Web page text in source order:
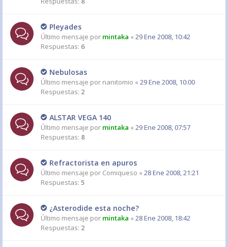
Pleyades
Último mensaje por mintaka « 29 Ene 2008, 10:42
Respuestas: 6
Nebulosas
Último mensaje por nanitomio « 29 Ene 2008, 10:00
Respuestas: 2
ALSTAR VEGA 140
Último mensaje por mintaka « 29 Ene 2008, 07:57
Respuestas: 8
Refractorista en apuros
Último mensaje por Comiqueso « 28 Ene 2008, 21:21
Respuestas: 5
¿Asterodide esta noche?
Último mensaje por mintaka « 28 Ene 2008, 18:42
Respuestas: 2